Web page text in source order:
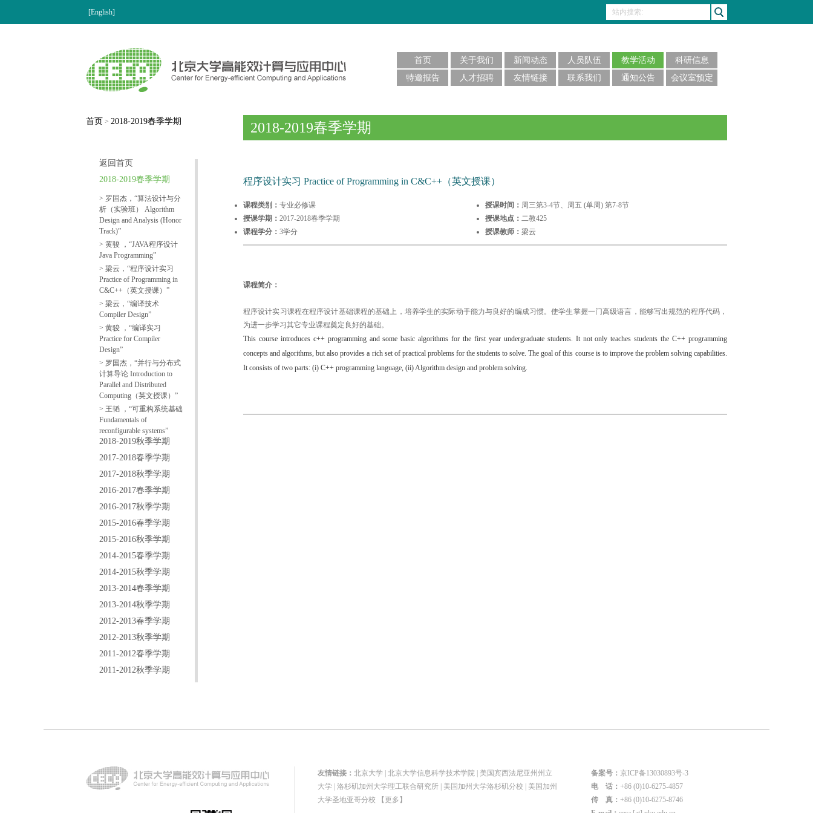
[English]
首页 关于我们 新闻动态 人员队伍 教学活动
科研信息
特邀报告
人才招聘 友情链接 联系我们 通知公告 会议室预定
首页 > 2018-2019春季学期
返回首页
2018-2019春季学期
> 罗国杰，“算法设计与分
析（实验班） Algorithm
Design and Analysis (Honor
Track)”
> 黄骏 ，“JAVA程序设计
Java Programming”
> 梁云，“程序设计实习
Practice of Programming in
C&C++（英文授课）”
> 梁云，“编译技术
Compiler Design”
> 黄骏 ，“编译实习
Practice for Compiler
Design”
> 罗国杰，“并行与分布式
计算导论 Introduction to
Parallel and Distributed
Computing（英文授课）”
> 王韬 ，“可重构系统基础
Fundamentals of
reconfigurable systems”
2018-2019秋季学期
2017-2018春季学期
2017-2018秋季学期
2016-2017春季学期
2016-2017秋季学期
2015-2016春季学期
2015-2016秋季学期
2014-2015春季学期
2014-2015秋季学期
2013-2014春季学期
2013-2014秋季学期
2012-2013春季学期
2012-2013秋季学期
2011-2012春季学期
2011-2012秋季学期
2018-2019春季学期
程序设计实习 Practice of Programming in C&C++（英文授课）
课程类别： 专业必修课 授课时间： 周三第3-4节、周五 (单周) 第7-8节
授课学期： 2017-2018春季学期 授课地点： 二教425
课程学分： 3学分 授课教师： 梁云
课程简介：
程序设计实习课程在程序设计基础课程的基础上，培养学生的实际动手能力与良好的编成习惯。使学生掌握一门高级语言，能够写出规范的程序代码，
为进一步学习其它专业课程奠定良好的基础。
This course introduces c++ programming and some basic algorithms for the first year undergraduate students. It not only teaches students the C++ programming
concepts and algorithms, but also provides a rich set of practical problems for the students to solve. The goal of this course is to improve the problem solving capabilities.
It consists of two parts: (i) C++ programming language, (ii) Algorithm design and problem solving.
友情链接： 北京大学 北京大学信息科学技术学院
美国宾西法尼亚州州立
大学 洛杉矶加州大学理工联合研究所 美国加州大学洛杉矶分校
美国加州
大学圣地亚哥分校
【更多】
备案号： 京ICP备13030893号-3
电 话： +86 (0)10-6275-4857
传 真： +86 (0)10-6275-8746